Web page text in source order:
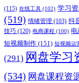
(115) 在线工具 (102) 学习
(519) 情绪管理 (103) 抖
技巧 (120) 电商课程 (100)
短视频制作 (151) 短视频运
(291) 网盘学习
(534) 网盘课程资